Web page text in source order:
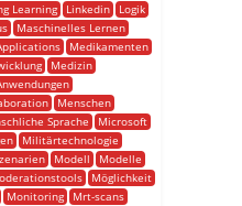
Learning Linkedin
Logik
Maschinelles Lernen
Medikamenten
Medizin
Menschen
Sprache
Microsoft
Militärtechnologie
Modell
Modelle
Möglichkeit
Monitoring
Mrt-scans